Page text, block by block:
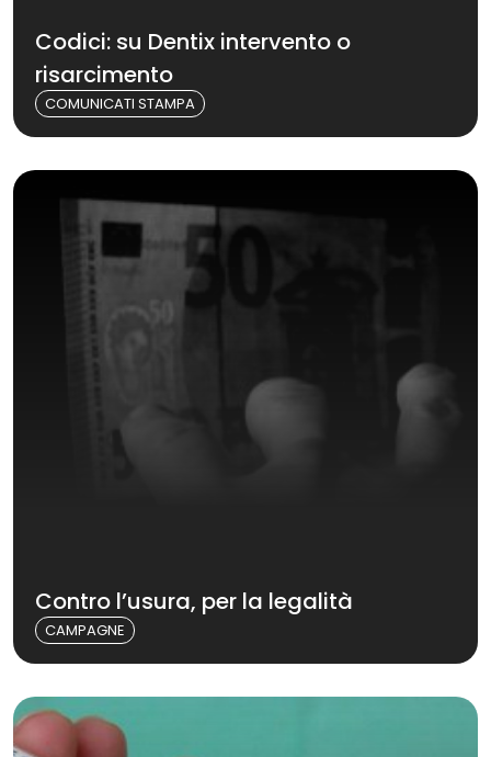
Codici: su Dentix intervento o
risarcimento
COMUNICATI STAMPA
Contro l’usura, per la legalità
CAMPAGNE